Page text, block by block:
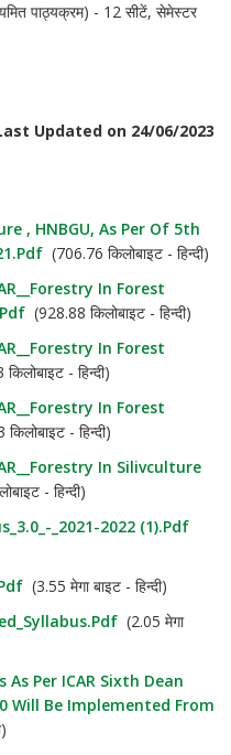
पाठ्यक्रम) - 12 सीटें, सेमेस्टर
Updated on 24/06/2023
, HNBGU, As Per Of 5th
(706.76 किलोबाइट - हिन्दी)
In Forest
(928.88 किलोबाइट - हिन्दी)
In Forest
- हिन्दी)
In Forest
- हिन्दी)
In Silivculture
- हिन्दी)
_2021-2022 (1).pdf
(3.55 मेगा बाइट - हिन्दी)
(2.05 मेगा
As Per ICAR Sixth Dean
Will Be Implemented From